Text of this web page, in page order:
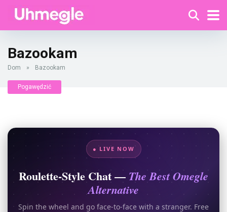
Bazookam
Dom » Bazookam
Pogawędzić
● LIVE NOW
Roulette-Style Chat — The Best Omegle
Alternative
Spin the wheel and go face-to-face with a stranger. Free